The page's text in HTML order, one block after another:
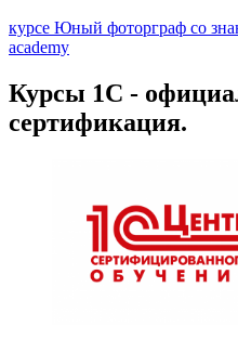
курсе Юный фоторграф со
academy
Курсы 1С -
сертификация.